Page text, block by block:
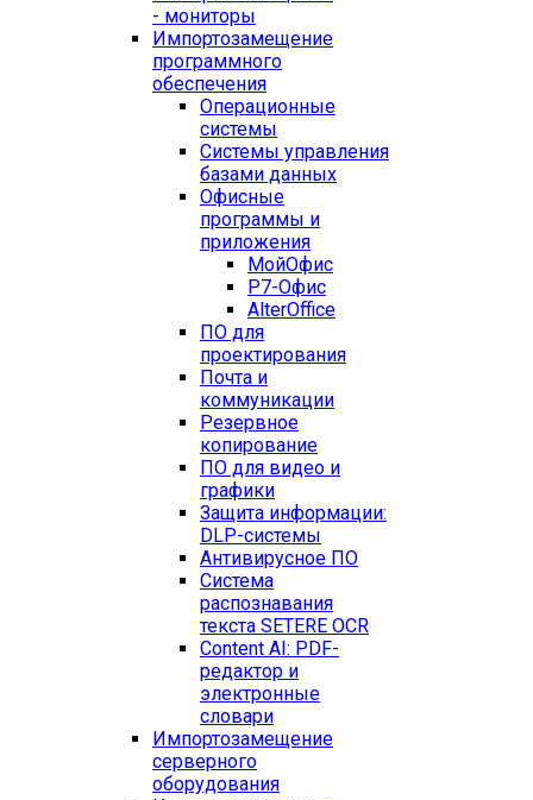
- мониторы
Импортозамещение
программного
обеспечения
Операционные
системы
Системы управления
базами данных
Офисные
программы и
приложения
МойОфис
Р7-Офис
AlterOffice
ПО для
проектирования
Почта и
коммуникации
Резервное
копирование
ПО для видео и
графики
Защита информации:
DLP-системы
Антивирусное ПО
Система
распознавания
текста SETERE OCR
Content AI: PDF-
редактор и
электронные
словари
Импортозамещение
серверного
оборудования